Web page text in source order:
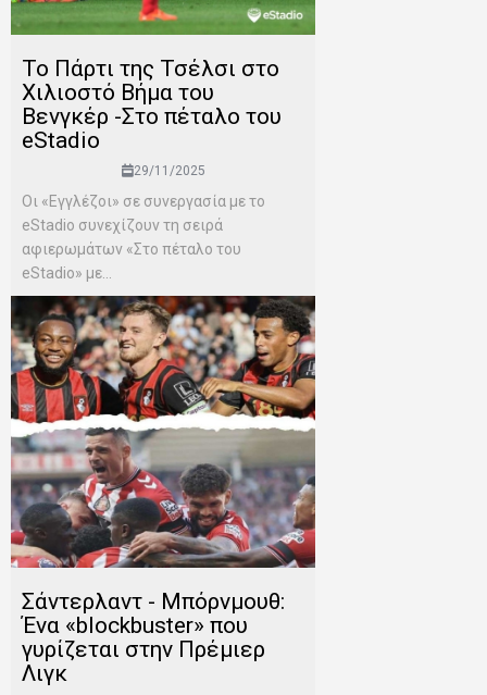
To Πάρτι της Τσέλσι στο
Χιλιοστό Βήμα του
Βενγκέρ -Στο πέταλο του
eStadio
29/11/2025
Οι «Εγγλέζοι» σε συνεργασία με το
eStadio συνεχίζουν τη σειρά
αφιερωμάτων «Στο πέταλο του
eStadio» με...
Σάντερλαντ - Μπόρνμουθ:
Ένα «blockbuster» που
γυρίζεται στην Πρέμιερ
Λιγκ